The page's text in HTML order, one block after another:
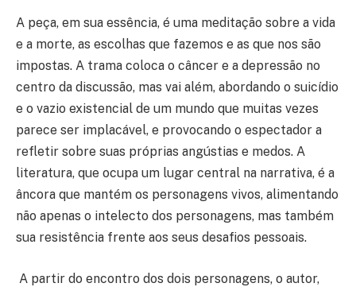
A peça, em sua essência, é uma meditação sobre a vida
e a morte, as escolhas que fazemos e as que nos são
impostas. A trama coloca o câncer e a depressão no
centro da discussão, mas vai além, abordando o suicídio
e o vazio existencial de um mundo que muitas vezes
parece ser implacável, e provocando o espectador a
refletir sobre suas próprias angústias e medos. A
literatura, que ocupa um lugar central na narrativa, é a
âncora que mantém os personagens vivos, alimentando
não apenas o intelecto dos personagens, mas também
sua resistência frente aos seus desafios pessoais.
A partir do encontro dos dois personagens, o autor,